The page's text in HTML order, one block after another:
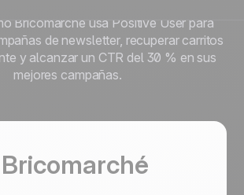
Bricomarché usa Positive User para
de newsletter, recuperar carritos
y alcanzar un CTR del 30 % en sus
mejores campañas.